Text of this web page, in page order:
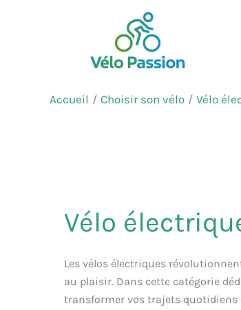
Accueil Choisir son vélo Vélo
Vélo
Les vélos électriques
au plaisir. Dans cette catégorie
transformer vos trajets quotidiens